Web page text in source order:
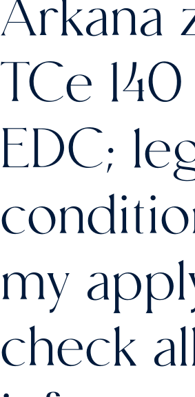
TCe 140
EDC;
my
check